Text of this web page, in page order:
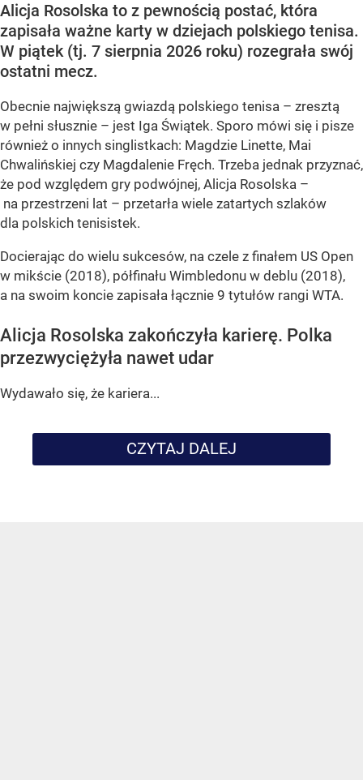
Alicja Rosolska to z pewnością postać, która
zapisała ważne karty w dziejach polskiego tenisa.
W piątek (tj. 7 sierpnia 2026 roku) rozegrała swój
ostatni mecz.
Obecnie największą gwiazdą polskiego tenisa – zresztą
w pełni słusznie – jest Iga Świątek. Sporo mówi się i pisze
również o innych singlistkach: Magdzie Linette, Mai
Chwalińskiej czy Magdalenie Fręch. Trzeba jednak przyznać,
że pod względem gry podwójnej, Alicja Rosolska –
na przestrzeni lat – przetarła wiele zatartych szlaków
dla polskich tenisistek.
Docierając do wielu sukcesów, na czele z finałem US Open
w mikście (2018), półfinału Wimbledonu w deblu (2018),
a na swoim koncie zapisała łącznie 9 tytułów rangi WTA.
Alicja Rosolska zakończyła karierę. Polka
przezwyciężyła nawet udar
Wydawało się, że kariera...
CZYTAJ DALEJ